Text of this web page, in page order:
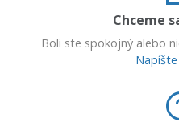
Chceme
Boli ste spokojný alebo
Napíšte